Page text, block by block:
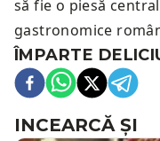
să fie o piesă
gastronomice
ÎMPARTE
INCEARCĂ ȘI